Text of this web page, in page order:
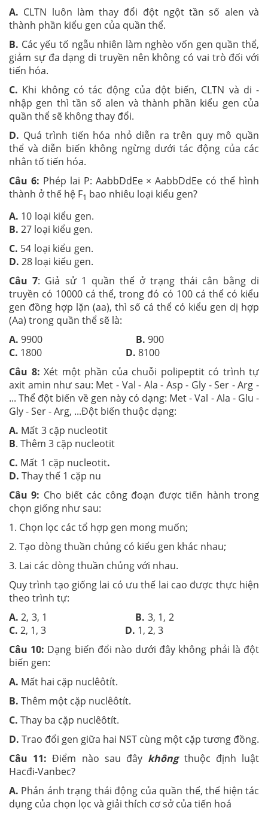
A. CLTN luôn làm thay đổi đột ngột tần số alen và
thành phần kiểu gen của quần thể.
B. Các yếu tố ngẫu nhiên làm nghèo vốn gen quần thể,
giảm sự đa dạng di truyền nên không có vai trò đối với
tiến hóa.
C. Khi không có tác động của đột biến, CLTN và di -
nhập gen thì tần số alen và thành phần kiểu gen của
quần thể sẽ không thay đổi.
D. Quá trình tiến hóa nhỏ diễn ra trên quy mô quần
thể và diễn biến không ngừng dưới tác động của các
nhân tố tiến hóa.
Câu 6: Phép lai P: AabbDdEe × AabbDdEe có thể hình
thành ở thế hệ F1 bao nhiêu loại kiểu gen?
A. 10 loại kiểu gen.
B. 27 loại kiểu gen.
C. 54 loại kiểu gen.
D. 28 loại kiểu gen.
Câu 7: Giả sử 1 quần thể ở trạng thái cân bằng di
truyền có 10000 cá thể, trong đó có 100 cá thể có kiểu
gen đồng hợp lặn (aa), thì số cá thể có kiểu gen dị hợp
(Aa) trong quần thể sẽ là:
A.9900 B. 900
C. 1800 D. 8100
Câu 8: Xét một phần của chuỗi polipeptit có trình tự
axit amin như sau: Met - Val - Ala - Asp - Gly - Ser - Arg -
... Thể đột biến về gen này có dạng: Met - Val - Ala - Glu -
Gly - Ser - Arg, ...Đột biến thuộc dạng:
A. Mất 3 cặp nucleotit
B. Thêm 3 cặp nucleotit
C. Mất 1 cặp nucleotit.
D. Thay thế 1 cặp nu
Câu 9: Cho biết các công đoạn được tiến hành trong
chọn giống như sau:
1. Chọn lọc các tổ hợp gen mong muốn;
2. Tạo dòng thuần chủng có kiểu gen khác nhau;
3. Lai các dòng thuần chủng với nhau.
Quy trình tạo giống lai có ưu thế lai cao được thực hiện
theo trình tự:
A.2, 3, 1 B. 3, 1, 2
C. 2, 1, 3 D. 1, 2, 3
Câu 10: Dạng biến đổi nào d­ưới đây không phải là đột
biến gen:
A. Mất hai cặp nuclêôtít.
B. Thêm một cặp nuclêôtít.
C. Thay ba cặp nuclêôtít.
D. Trao đổi gen giữa hai NST cùng một cặp t­ương đồng.
Câu 11: Điểm nào sau đây khôngthuộc định luật
Hacđi-Vanbec?
A. Phản ánh trạng thái động của quần thể, thể hiện tác
dụng của chọn lọc và giải thích cơ sở của tiến hoá